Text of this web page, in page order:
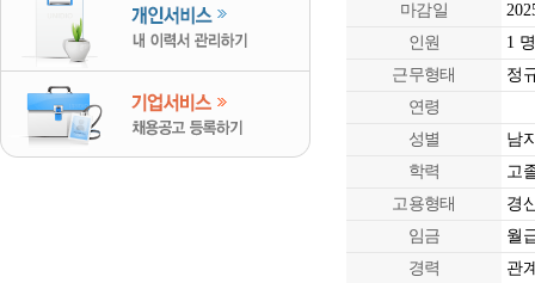
마감일
인원
1 명
근무형태
정
연령
성별
남
학력
고
고용형태
경
임금
월
경력
관